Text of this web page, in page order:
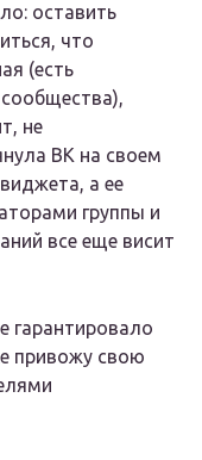
оставить
что
(есть
не
ВК на своем
а ее
группы и
все еще висит
гарантировало
привожу свою